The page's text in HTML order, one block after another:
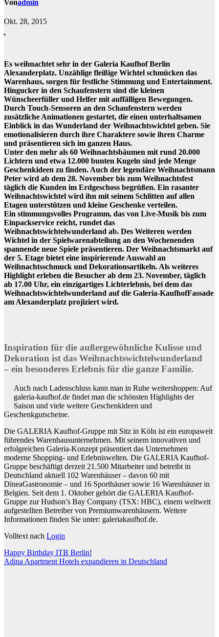
Vonadmin
Okt. 28, 2015
Es weihnachtet sehr in der Galeria Kaufhof Berlin
Alexanderplatz. Unzählige fleißige Wichtel schmücken das
Warenhaus, sorgen für festliche Stimmung und Entertainment.
Hingucker in den Schaufenstern sind die kleinen
Wünscheerfüller und Helfer mit auffälligen Bewegungen.
Durch Touch-Sensoren an den Schaufenstern werden
zusätzliche Animationen gestartet, die einen unterhaltsamen
Einblick in das Wunderland der Weihnachtswichtel geben. Sie
emotionalisieren durch ihre Charaktere sowie ihren Charme
und präsentieren sich im ganzen Haus.
Unter den mehr als 60 Weihnachtsbäumen mit rund 20.000
Lichtern und etwa 12.000 bunten Kugeln sind jede Menge
Geschenkideen zu finden. Auch der legendäre Weihnachtsmann
Peter wird ab dem 28. November bis zum Weihnachtsfest
täglich die Kunden im Erdgeschoss begrüßen. Ein rasanter
Weihnachtswichtel wird ihn mit seinem Schlitten auf allen
Etagen unterstützen und kleine Geschenke verteilen.
Ein stimmungsvolles Programm, das von Live-Musik bis zum
Einpackservice reicht, rundet das
Weihnachtswichtelwunderland ab. Des Weiteren werden
Wichtel in der Spielwarenabteilung an den Wochenenden
spannende neue Spiele präsentieren. Der Weihnachtsmarkt auf
der 5. Etage bietet eine inspirierende Auswahl an
Weihnachtsschmuck und Dekorationsartikeln. Als weiteres
Highlight erleben die Besucher ab dem 23. November, täglich
ab 17.00 Uhr, ein einzigartiges Lichterlebnis, bei dem das
Weihnachtswichtelwunderland auf die Galeria-KaufhofFassade
am Alexanderplatz projiziert wird.
Inspiration für die außergewöhnliche Kulisse und
Dekoration ist das Weihnachtswichtelwunderland
– ein besonderes Erlebnis für die ganze Familie.
Auch nach Ladenschluss kann man in Ruhe weitershoppen: Auf
galeria-kaufhof.de findet man die schönsten Highlights der
Saison und viele weitere Geschenkideen und
Geschenkgutscheine.
Die GALERIA Kaufhof-Gruppe mit Sitz in Köln ist ein europaweit
führendes Warenhausunternehmen. Mit seinem innovativen und
erfolgreichen Galeria-Konzept präsentiert das Unternehmen
moderne Shopping- und Erlebniswelten. Die GALERIA Kaufhof-
Gruppe beschäftigt derzeit 21.500 Mitarbeiter und betreibt in
Deutschland aktuell 102 Warenhäuser – davon 60 mit
DineaGastronomie – und 16 Sporthäuser sowie 16 Warenhäuser in
Belgien. Seit dem 1. Oktober gehört die GALERIA Kaufhof-
Gruppe zur Hudson’s Bay Company (TSX: HBC), einem weltweit
aufgestellten Betreiber von Premiumwarenhäusern. Weitere
Informationen finden Sie unter: galeriakaufhof.de.
Volltext nach Login
Beitragsnavigation
Happy Birthday ITB Berlin!
Adina Apartment Hotels expandieren in Deutschland